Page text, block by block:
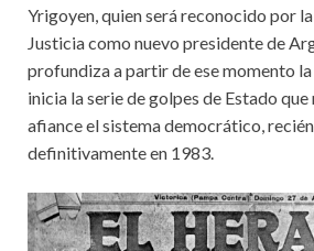
Yrigoyen, quien será reconocido por
Justicia como nuevo presidente de
profundiza a partir de ese momento
inicia la serie de golpes de Estado
afiance el sistema democrático,
definitivamente en 1983.